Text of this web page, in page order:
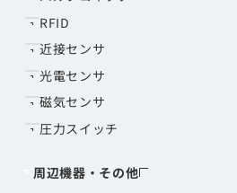
RFID
近接センサ
光電センサ
磁気センサ
圧力スイッチ
周辺機器・その他